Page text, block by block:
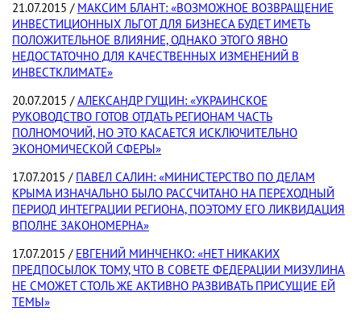
21.07.2015 / МАКСИМ БЛАНТ: «ВОЗМОЖНОЕ ВОЗВРАЩЕНИЕ
ИНВЕСТИЦИОННЫХ ЛЬГОТ ДЛЯ БИЗНЕСА БУДЕТ ИМЕТЬ
ПОЛОЖИТЕЛЬНОЕ ВЛИЯНИЕ, ОДНАКО ЭТОГО ЯВНО
НЕДОСТАТОЧНО ДЛЯ КАЧЕСТВЕННЫХ ИЗМЕНЕНИЙ В
ИНВЕСТКЛИМАТЕ»
20.07.2015 /АЛЕКСАНДР ГУЩИН: «УКРАИНСКОЕ
РУКОВОДСТВО ГОТОВ ОТДАТЬ РЕГИОНАМ ЧАСТЬ
ПОЛНОМОЧИЙ, НО ЭТО КАСАЕТСЯ ИСКЛЮЧИТЕЛЬНО
ЭКОНОМИЧЕСКОЙ СФЕРЫ»
17.07.2015 / ПАВЕЛ САЛИН: «МИНИСТЕРСТВО ПО ДЕЛАМ
КРЫМА ИЗНАЧАЛЬНО БЫЛО РАССЧИТАНО НА ПЕРЕХОДНЫЙ
ПЕРИОД ИНТЕГРАЦИИ РЕГИОНА, ПОЭТОМУ ЕГО ЛИКВИДАЦИЯ
ВПОЛНЕ ЗАКОНОМЕРНА»
17.07.2015 / ЕВГЕНИЙ МИНЧЕНКО: «НЕТ НИКАКИХ
ПРЕДПОСЫЛОК ТОМУ, ЧТО В СОВЕТЕ ФЕДЕРАЦИИ МИЗУЛИНА
НЕ СМОЖЕТ СТОЛЬ ЖЕ АКТИВНО РАЗВИВАТЬ ПРИСУЩИЕ ЕЙ
ТЕМЫ»